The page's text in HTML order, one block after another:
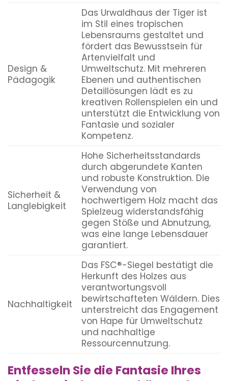
Design &
Pädagogik
Das Urwaldhaus der Tiger ist
im Stil eines tropischen
Lebensraums gestaltet und
fördert das Bewusstsein für
Artenvielfalt und
Umweltschutz. Mit mehreren
Ebenen und authentischen
Detaillösungen lädt es zu
kreativen Rollenspielen ein und
unterstützt die Entwicklung von
Fantasie und sozialer
Kompetenz.
Sicherheit &
Langlebigkeit
Hohe Sicherheitsstandards
durch abgerundete Kanten
und robuste Konstruktion. Die
Verwendung von
hochwertigem Holz macht das
Spielzeug widerstandsfähig
gegen Stöße und Abnutzung,
was eine lange Lebensdauer
garantiert.
Nachhaltigkeit
Das FSC®-Siegel bestätigt die
Herkunft des Holzes aus
verantwortungsvoll
bewirtschafteten Wäldern. Dies
unterstreicht das Engagement
von Hape für Umweltschutz
und nachhaltige
Ressourcennutzung.
Entfesseln Sie die Fantasie Ihres